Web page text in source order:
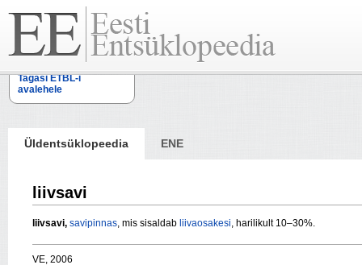
Tagasi ETBL-i
avalehele
Üldentsüklopeedia ENE
liivsavi
liivsavi, savipinnas, mis sisaldab liivaosakesi, harilikult 10–30%.
VE, 2006